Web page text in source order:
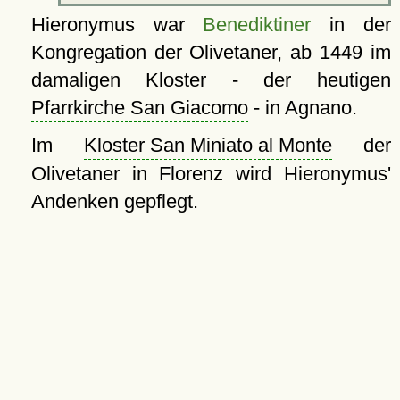
Hieronymus war Benediktiner in der
Kongregation der Olivetaner, ab 1449 im
damaligen Kloster - der heutigen
Pfarrkirche San Giacomo- in Agnano.
Im Kloster San Miniato al Monteder
Olivetaner in Florenz wird Hieronymus'
Andenken gepflegt.